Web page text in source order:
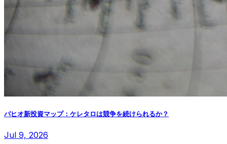
バヒオ新投資マップ：ケレタロは競争を続けられるか？
Jul 9, 2026